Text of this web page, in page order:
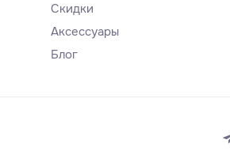
Скидки
Аксессуары
Блог
Темная